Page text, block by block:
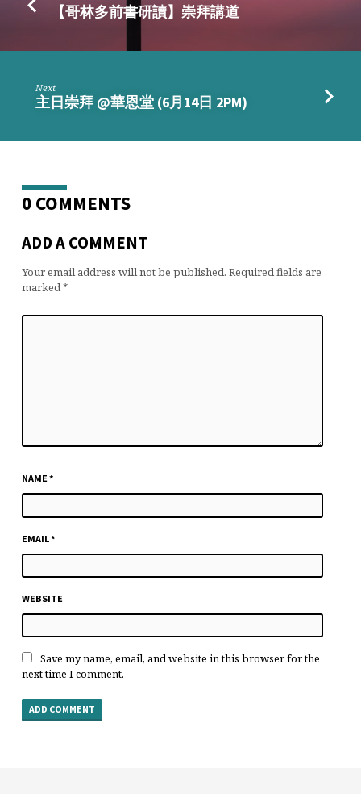
【哥林多前書研讀】崇拜講道
Next
主日崇拜 @華恩堂 (6月14日 2PM)
0 COMMENTS
ADD A COMMENT
Your email address will not be published. Required fields are
marked*
NAME*
EMAIL*
WEBSITE
Save my name, email, and website in this browser for the
next time I comment.